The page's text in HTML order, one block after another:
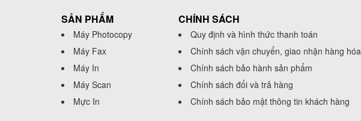
SẢN PHẨM
Máy Photocopy
Máy Fax
Máy In
Máy Scan
Mực In
CHÍNH SÁCH
Quy định và hình thức thanh toán
Chính sách vận chuyển, giao nhận hàng hóa
Chính sách bảo hành sản phẩm
Chính sách đổi và trả hàng
Chính sách bảo mật thông tin khách hàng